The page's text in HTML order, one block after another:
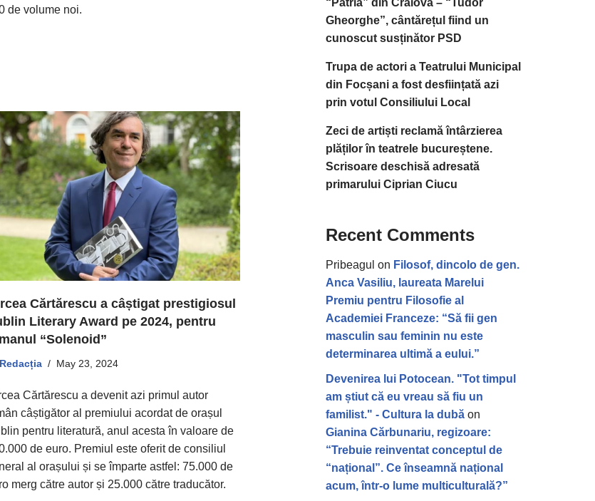
de volume noi.
Cărtărescu a câștigat prestigiosul
Literary Award pe 2024, pentru
“Solenoid”
Redacția May 23, 2024
Cărtărescu a devenit azi primul autor
câștigător al premiului acordat de orașul
pentru literatură, anul acesta în valoare de
de euro. Premiul este oferit de consiliul
al orașului și se împarte astfel: 75.000 de
merg către autor și 25.000 către traducător.
“Patria” din Craiova – “Tudor
Gheorghe”, cântărețul fiind un
cunoscut susținător PSD
Trupa de actori a Teatrului Municipal
din Focșani a fost desființată azi
prin votul Consiliului Local
Zeci de artiști reclamă întârzierea
plăților în teatrele bucureștene.
Scrisoare deschisă adresată
primarului Ciprian Ciucu
Recent Comments
Pribeagul on Filosof, dincolo de gen.
Anca Vasiliu, laureata Marelui
Premiu pentru Filosofie al
Academiei Franceze: “Să fii gen
masculin sau feminin nu este
determinarea ultimă a eului.”
Devenirea lui Potocean. "Tot timpul
am știut că eu vreau să fiu un
familist." - Cultura la dubă on
Gianina Cărbunariu, regizoare:
“Trebuie reinventat conceptul de
“național”. Ce înseamnă național
acum, într-o lume multiculturală?”